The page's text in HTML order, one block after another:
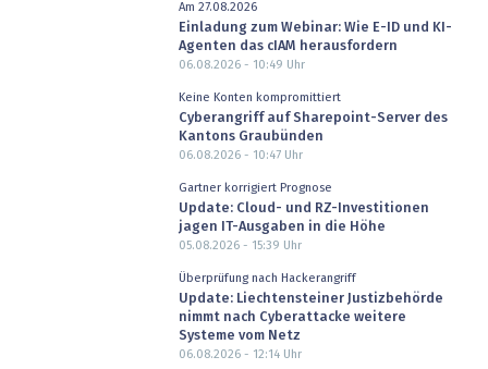
Am 27.08.2026
Einladung zum Webinar: Wie E-ID und KI-
Agenten das cIAM herausfordern
06.08.2026 - 10:49 Uhr
Keine Konten kompromittiert
Cyberangriff auf Sharepoint-Server des
Kantons Graubünden
06.08.2026 - 10:47Uhr
Gartner korrigiert Prognose
Update: Cloud- und RZ-Investitionen
jagen IT-Ausgaben in die Höhe
05.08.2026 - 15:39 Uhr
Überprüfung nach Hackerangriff
Update: Liechtensteiner Justizbehörde
nimmt nach Cyberattacke weitere
Systeme vom Netz
06.08.2026 - 12:14Uhr